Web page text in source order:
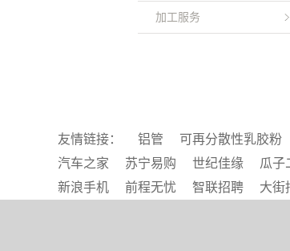
加工服务
友情链接： 铝管 可再分散性乳胶粉
汽车之家
苏宁易购 世纪佳缘 瓜子
新浪手机
前程无忧 智联招聘 大街